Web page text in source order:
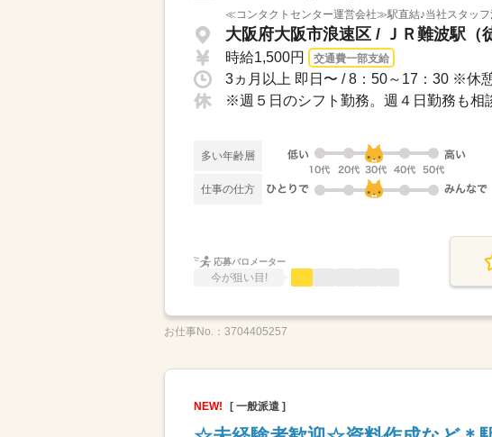
≪コンタクトセンター運営会社≫駅直結♪当社スタッ
大阪府大阪市浪速区 / ＪＲ難波駅（
時給1,500円 交通費一部支給
※週５日のシフト勤務。週４日勤務も相
多い年齢層
仕事の仕方
応募バロメーター
今が狙い目!
お仕事No.： 3704405257
NEW! [ 一般派遣 ]